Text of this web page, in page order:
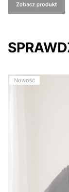
Zobacz produkt
Nowość